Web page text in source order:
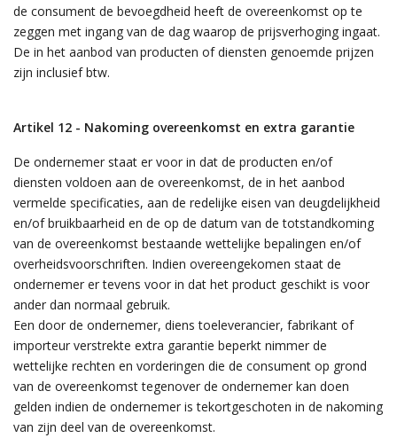
de consument de bevoegdheid heeft de overeenkomst op te
zeggen met ingang van de dag waarop de prijsverhoging ingaat.
De in het aanbod van producten of diensten genoemde prijzen
zijn inclusief btw.
Artikel 12 - Nakoming overeenkomst en extra garantie
De ondernemer staat er voor in dat de producten en/of
diensten voldoen aan de overeenkomst, de in het aanbod
vermelde specificaties, aan de redelijke eisen van deugdelijkheid
en/of bruikbaarheid en de op de datum van de totstandkoming
van de overeenkomst bestaande wettelijke bepalingen en/of
overheidsvoorschriften. Indien overeengekomen staat de
ondernemer er tevens voor in dat het product geschikt is voor
ander dan normaal gebruik.
Een door de ondernemer, diens toeleverancier, fabrikant of
importeur verstrekte extra garantie beperkt nimmer de
wettelijke rechten en vorderingen die de consument op grond
van de overeenkomst tegenover de ondernemer kan doen
gelden indien de ondernemer is tekortgeschoten in de nakoming
van zijn deel van de overeenkomst.